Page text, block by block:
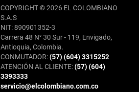
COPYRIGHT © 2026 EL COLOMBIANO
S.A.S
NIT: 890901352-3
Carrera 48 N° 30 Sur - 119, Envigado,
Antioquia, Colombia.
CONMUTADOR:(57) (604) 3315252
ATENCIÓN AL CLIENTE:(57) (604)
3393333
servicio@elcolombiano.com.co